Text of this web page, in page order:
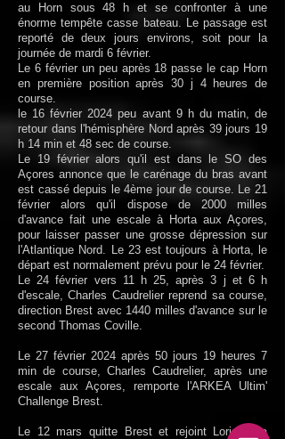
au Horn sous 48 h et se confronter à une
énorme tempête casse bateau. Le passage est
reporté de deux jours environs, soit pour la
journée de mardi 6 février.
Le 6 février un peu après 18 passe le cap Horn
en première position après 30 j 4 heures de
course.
le 16 février 2024 peu avant 9 h du matin, de
retour dans l'hémisphère Nord après 39 jours 19
h 14 min et 48 sec de course.
Le 19 février alors qu'il est dans le SO des
Açores annonce que le carénage du bras avant
est cassé depuis le 4ème jour de course. Le 21
février alors qu'il dispose de 2000 milles
d'avance fait une escale à Horta aux Açores,
pour laisser passer une grosse dépression sur
l'Atlantique Nord. Le 23 est toujours à Horta, le
départ est normalement prévu pour le 24 février.
Le 24 février vers 11 h 25, après 3 j et 6 h
d'escale, Charles Caudrelier reprend sa course,
direction Brest avec 1440 milles d'avance sur le
second Thomas Coville.
Le 27 février 2024 après 50 jours 19 heures 7
min de course, Charles Caudrelier, après une
escale aux Açores, remporte l'ARKEA Ultim'
Challenge Brest.
Le 12 mars quitte Brest et rejoint Lorient La